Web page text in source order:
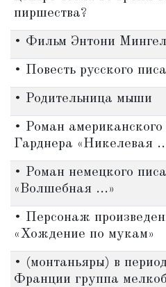
пиршества?
• Фильм Энтони
• Повесть русского
• Родительница мыши
• Роман
Гарднера «Никелевая
• Роман немецкого
«Волшебная ...»
• Персонаж
«Хождение по мукам»
• (монтаньяры) в
Франции группа